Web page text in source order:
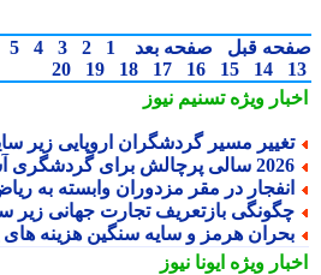
قبل صفحه بعد 1
2
3
4
5
6
14
15
16
17
18
19
20
ویژهتسنیم نیوز
مسیر گردشگران اروپایی زیر
سالی پرچالش برای گردشگری آسیا
در مقر مزدوران وابسته به
بازتعریف تجارت جهانی زیر سایه
هرمز و سایه سنگین هزینه های
ویژهایونا نیوز